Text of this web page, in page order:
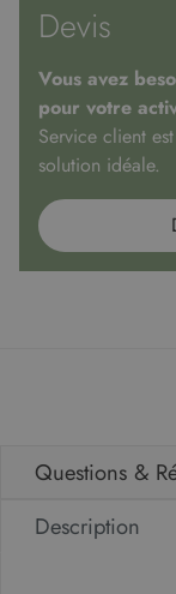
Devis
Vous avez
pour votre
Service client
solution idéale.
Description
Questions &